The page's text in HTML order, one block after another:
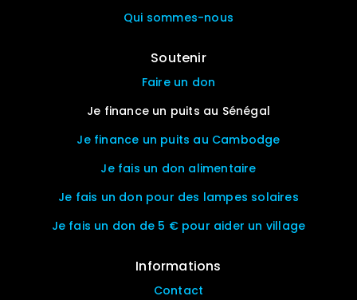
Qui sommes-nous
Soutenir
Faire un don
Je finance un puits au Sénégal
Je finance un puits au Cambodge
Je fais un don alimentaire
Je fais un don pour des lampes solaires
Je fais un don de 5 € pour aider un village
Informations
Contact